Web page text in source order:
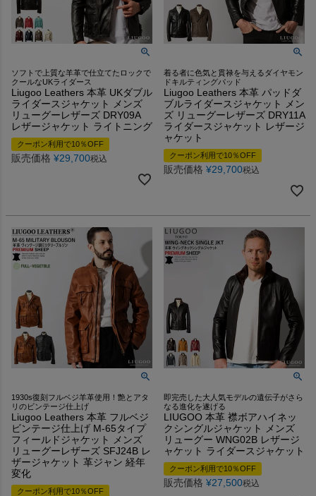
ソフトで上質な羊革で仕立てたロックで
クールなUKライダース
Liugoo Leathers 本革 UKダブル
ライダースジャケット メンズ
リューグーレザーズ DRY09A
レザージャケット ライトニング
クーポン利用で10％OFF
販売価格 ¥29,700税込
着る者に色気と貫禄を与えるダイヤモン
ドキルティングパッド
Liugoo Leathers 本革 パッドダ
ブルライダースジャケット メン
ズ リューグーレザーズ DRY11A
ライダースジャケット レザージ
ャケット
クーポン利用で10％OFF
販売価格 ¥29,700税込
1930s復刻フルベジ羊革使用！艶とアタ
リのビンテージ仕上げ
Liugoo Leathers 本革 フルベジ
ビンテージ仕上げ M-65タイプ
フィールドジャケット メンズ
リューグーレザーズ SFJ24B レ
ザージャケット 革ジャン 経年
変化
クーポン利用で10％OFF
即完売した大人気モデルの遺伝子がさら
なる進化を遂げる
LIUGOO 本革 襟ボアハイネッ
クシングルジャケット メンズ
リューグー WNG02B レザージ
ャケット ライダースジャケット
クーポン利用で10％OFF
販売価格 ¥27,500税込